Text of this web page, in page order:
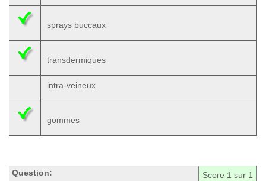
sprays buccaux
transdermiques
intra-veineux
gommes
Score 1 sur 1
Question: